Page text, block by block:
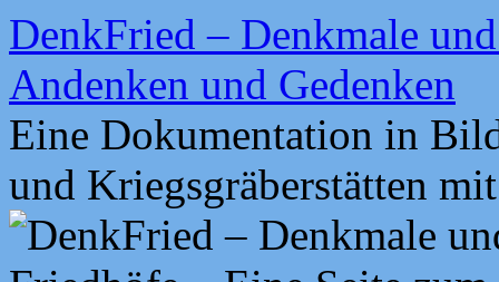
Zum
Inhalt
springen
DenkFried – Denkmale
Andenken und Gedenken
Eine Dokumentation in
und Kriegsgräberstätten